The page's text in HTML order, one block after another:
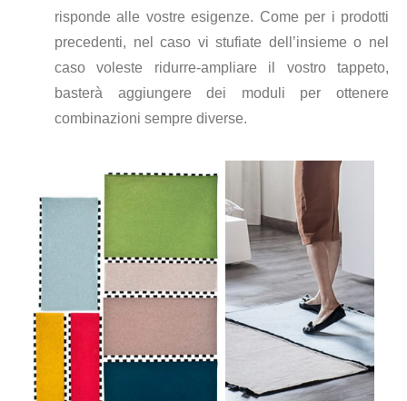
risponde alle vostre esigenze. Come per i prodotti
precedenti, nel caso vi stufiate dell’insieme o nel
caso voleste ridurre-ampliare il vostro tappeto,
basterà aggiungere dei moduli per ottenere
combinazioni sempre diverse.